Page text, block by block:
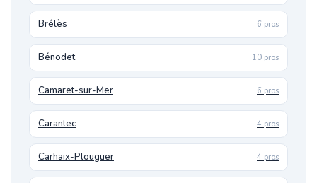
Brélès 6 pros
Bénodet 10 pros
Camaret-sur-Mer 6 pros
Carantec 4 pros
Carhaix-Plouguer 4 pros